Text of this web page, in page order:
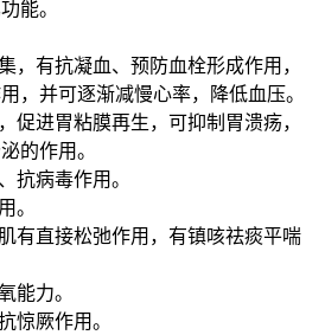
能。
，有抗凝血、预防血栓形成作用，
，并可逐渐减慢心率，降低血压。
促进胃粘膜再生，可抑制胃溃疡，
的作用。
抗病毒作用。
。
有直接松弛作用，有镇咳祛痰平喘
能力。
惊厥作用。